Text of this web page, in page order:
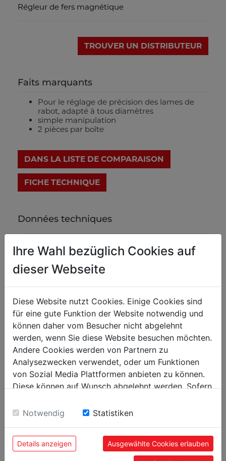
Régleur de fers magnétique
TROUVER UN DISTRIBUTEUR
Faits marquants
Pour le réglage de précision des lames de
rabot, adapté à tous diamètres
simple manipulation
2 pièces par boîte
DANS LA LISTE DE COMPARAISON
FICHE TECHNIQUE
Données techniques
Poids
Poids net kg
Poids brut kg
0.60
emballage
Hauteur emballage mm
45
Largeur emballage mm
Longueur emballage mm
Code EAN
Ihre Wahl bezüglich Cookies auf
dieser Webseite
Diese Website nutzt Cookies. Einige Cookies sind
für eine gute Funktion der Website notwendig und
können daher vom Besucher nicht abgelehnt
werden, wenn Sie diese Website besuchen möchten.
Andere Cookies werden von Partnern zu
Analysezwecken verwendet, oder um Funktionen
von Sozial Media Plattformen anbieten zu können.
Diese können auf Wunsch abgelehnt werden. Sofern
Einwilligung zu unseren Cookies.
Notwendig Statistiken
Details anzeigen Ausgewählte Cookies erlauben